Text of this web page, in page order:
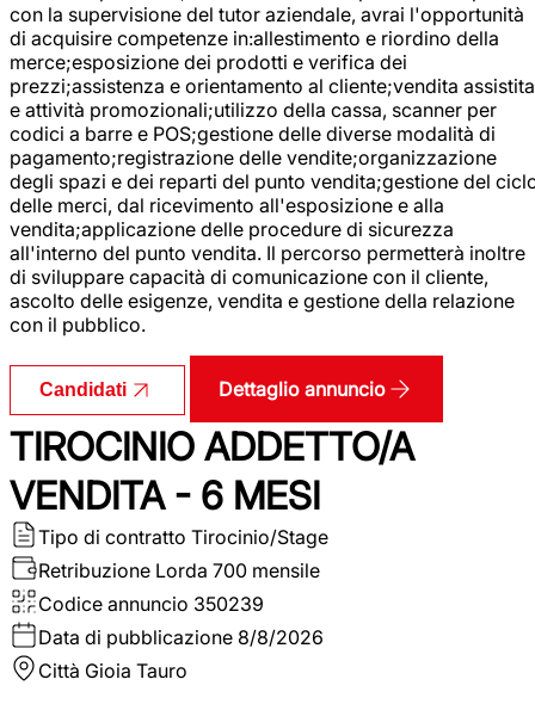
con la supervisione del tutor aziendale, avrai l'opportunità
di acquisire competenze in:allestimento e riordino della
merce;esposizione dei prodotti e verifica dei
prezzi;assistenza e orientamento al cliente;vendita assistita
e attività promozionali;utilizzo della cassa, scanner per
codici a barre e POS;gestione delle diverse modalità di
pagamento;registrazione delle vendite;organizzazione
degli spazi e dei reparti del punto vendita;gestione del
delle merci, dal ricevimento all'esposizione e alla
vendita;applicazione delle procedure di sicurezza
all'interno del punto vendita. Il percorso permetterà inoltre
di sviluppare capacità di comunicazione con il cliente,
ascolto delle esigenze, vendita e gestione della relazione
con il pubblico.
Candidati Dettaglio annuncio
TIROCINIO ADDETTO/A
VENDITA - 6 MESI
Tipo di contratto Tirocinio/Stage
Retribuzione Lorda 700 mensile
Codice annuncio 350239
Data di pubblicazione 8/8/2026
Città Gioia Tauro